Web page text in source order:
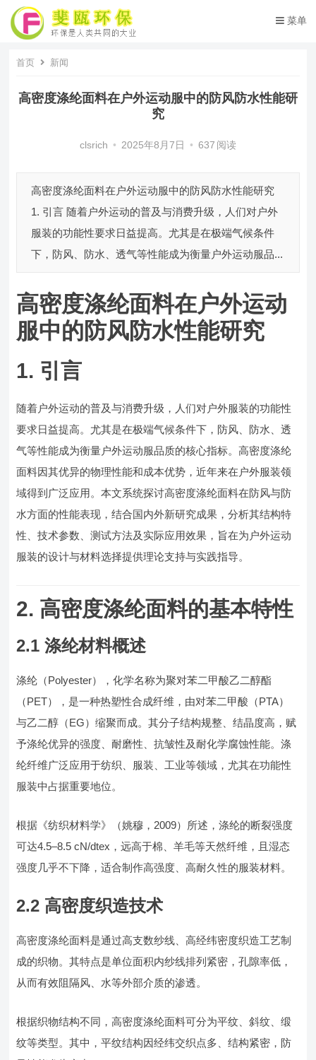
菜单
首页 新闻
高密度涤纶面料在户外运动服中的防风防水性能研
究
clsrich • 2025年8月7日 • 637 阅读
高密度涤纶面料在户外运动服中的防风防水性能研究
1. 引言 随着户外运动的普及与消费升级，人们对户外
服装的功能性要求日益提高。尤其是在极端气候条件
下，防风、防水、透气等性能成为衡量户外运动服品...
高密度涤纶面料在户外运动
服中的防风防水性能研究
1. 引言
随着户外运动的普及与消费升级，人们对户外服装的功能性
要求日益提高。尤其是在极端气候条件下，防风、防水、透
气等性能成为衡量户外运动服品质的核心指标。高密度涤纶
面料因其优异的物理性能和成本优势，近年来在户外服装领
域得到广泛应用。本文系统探讨高密度涤纶面料在防风与防
水方面的性能表现，结合国内外新研究成果，分析其结构特
性、技术参数、测试方法及实际应用效果，旨在为户外运动
服装的设计与材料选择提供理论支持与实践指导。
2. 高密度涤纶面料的基本特性
2.1 涤纶材料概述
涤纶（Polyester），化学名称为聚对苯二甲酸乙二醇酯
（PET），是一种热塑性合成纤维，由对苯二甲酸（PTA）
与乙二醇（EG）缩聚而成。其分子结构规整、结晶度高，赋
予涤纶优异的强度、耐磨性、抗皱性及耐化学腐蚀性能。涤
纶纤维广泛应用于纺织、服装、工业等领域，尤其在功能性
服装中占据重要地位。
根据《纺织材料学》（姚穆，2009）所述，涤纶的断裂强度
可达4.5–8.5 cN/dtex，远高于棉、羊毛等天然纤维，且湿态
强度几乎不下降，适合制作高强度、高耐久性的服装材料。
2.2 高密度织造技术
高密度涤纶面料是通过高支数纱线、高经纬密度织造工艺制
成的织物。其特点是单位面积内纱线排列紧密，孔隙率低，
从而有效阻隔风、水等外部介质的渗透。
根据织物结构不同，高密度涤纶面料可分为平纹、斜纹、缎
纹等类型。其中，平纹结构因经纬交织点多、结构紧密，防